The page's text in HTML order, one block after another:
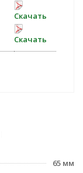
Скачать
Скачать
65 мм